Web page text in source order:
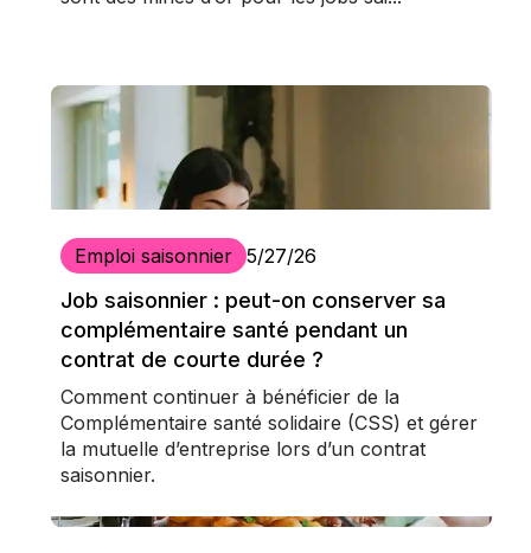
Emploi saisonnier 5/27/26
Job saisonnier : peut-on conserver sa
complémentaire santé pendant un
contrat de courte durée ?
Comment continuer à bénéficier de la
Complémentaire santé solidaire (CSS) et gérer
la mutuelle d’entreprise lors d’un contrat
saisonnier.